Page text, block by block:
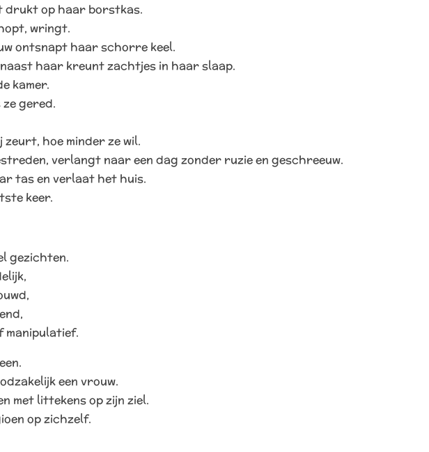
drukt op haar borstkas.
wringt.
ontsnapt haar schorre keel.
haar kreunt zachtjes in haar slaap.
kamer.
ze gered.
zeurt, hoe minder ze wil.
verlangt naar een dag zonder ruzie en geschreeuw.
tas en verlaat het huis.
keer.
gezichten.
manipulatief.
een vrouw.
met littekens op zijn ziel.
op zichzelf.